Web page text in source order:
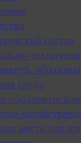
состав
среда
места для